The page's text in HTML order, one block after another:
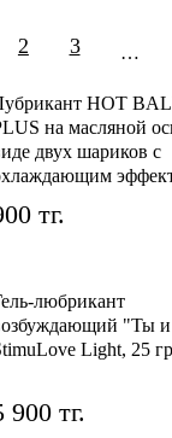
2 3 …
HOT
на масляной
двух шариков с
тг.
любрикант
"Ты
Light, 25 гр
900 тг.